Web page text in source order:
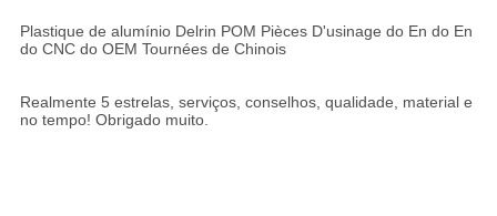
Plastique de alumínio Delrin POM Pièces D'usinage do En do En
do CNC do OEM Tournées de Chinois
Realmente 5 estrelas, serviços, conselhos, qualidade, material e
no tempo! Obrigado muito.